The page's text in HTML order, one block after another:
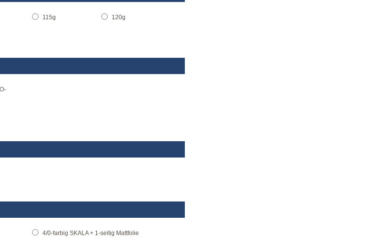
115g
120g
4/0-farbig SKALA + 1-seitig Mattfolie